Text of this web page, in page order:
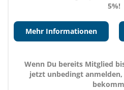
5%!
Mehr Informationen
Wenn Du bereits Mitglied
jetzt unbedingt